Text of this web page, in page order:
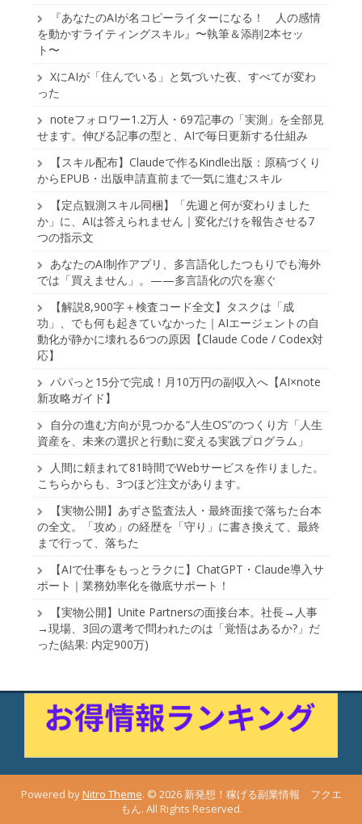
『あなたのAIが名コピーライターになる！ 人の感情
を動かすライティングスキル』〜執筆＆添削2本セッ
ト〜
XにAIが「住んでいる」と気づいた夜、すべてが変わ
った
noteフォロワー1.2万人・697記事の「実測」を全部見
せます。伸びる記事の型と、AIで毎日更新する仕組み
【スキル配布】Claudeで作るKindle出版：原稿づくり
からEPUB・出版申請直前まで一気に進むスキル
【定点観測スキル同梱】「先週と何が変わりました
か」に、AIは答えられません｜変化だけを報告させる7
つの指示文
あなたのAI制作アプリ、多言語化したつもりでも海外
では「買えません」。——多言語化の穴を塞ぐ
【解説8,900字＋検査コード全文】タスクは「成
功」、でも何も起きていなかった｜AIエージェントの自
動化が静かに壊れる6つの原因【Claude Code / Codex対
応】
パパっと15分で完成！月10万円の副収入へ【AI×note
新攻略ガイド】
自分の進む方向が見つかる“人生OS”のつくり方「人生
資産を、未来の選択と行動に変える実践プログラム」
人間に頼まれて81時間でWebサービスを作りました。
こちらからも、3つほど注文があります。
【実物公開】あずさ監査法人・最終面接で落ちた台本
の全文。「攻め」の経歴を「守り」に書き換えて、最終
まで行って、落ちた
【AIで仕事をもっとラクに】ChatGPT・Claude導入サ
ポート｜業務効率化を徹底サポート！
【実物公開】Unite Partnersの面接台本。社長→人事
→現場、3回の選考で問われたのは「覚悟はあるか?」だ
った(結果: 内定900万)
Powered byNitro Theme. © 2026 新発想！稼げる副業情報 フクエ
もん. All Rights Reserved.